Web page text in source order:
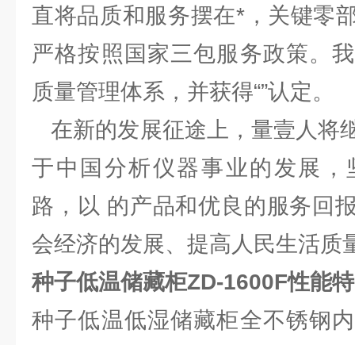
直将品质和服务摆在*，关键零
严格按照国家三包服务政策。
质量管理体系，并获得“”认定。
在新的发展征途上，量壹人将
于中国分析仪器事业的发展，
路，以 的产品和优良的服务回
会经济的发展、提高人民生活质
种子低温储藏柜ZD-1600F性能
种子低温低湿储藏柜全不锈钢